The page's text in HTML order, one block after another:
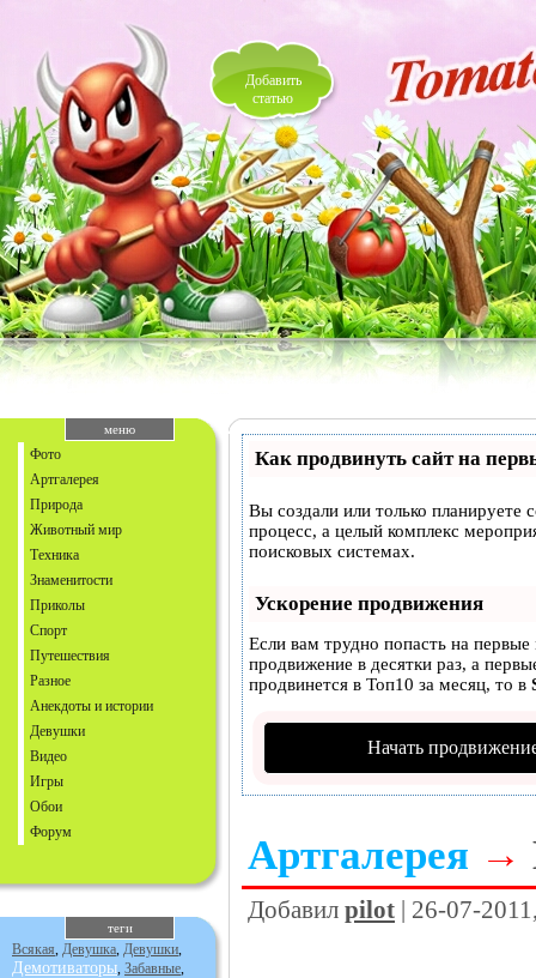
Добавить
статью
меню
Фото
Артгалерея
Природа
Животный мир
Техника
Знаменитости
Приколы
Спорт
Путешествия
Разное
Анекдоты и истории
Девушки
Видео
Игры
Обои
Форум
теги
Всякая, Девушка, Девушки,
Демотиваторы, Забавные,
Как продвинуть сайт на
Вы создали или только планируете
процесс, а целый комплекс
поисковых системах.
Ускорение продвижения
Если вам трудно попасть на
продвижение в десятки раз, а
продвинется в Топ10 за месяц, то в
Начать
Артгалерея →
Добавил pilot | 26-07-